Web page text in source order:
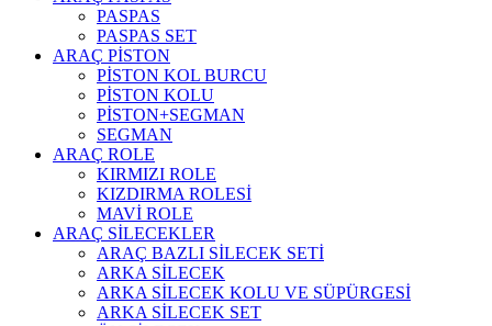
PASPAS
PASPAS SET
ARAÇ PİSTON
PİSTON KOL BURCU
PİSTON KOLU
PİSTON+SEGMAN
SEGMAN
ARAÇ ROLE
KIRMIZI ROLE
KIZDIRMA ROLESİ
MAVİ ROLE
ARAÇ SİLECEKLER
ARAÇ BAZLI SİLECEK SETİ
ARKA SİLECEK
ARKA SİLECEK KOLU VE SÜPÜRGESİ
ARKA SİLECEK SET